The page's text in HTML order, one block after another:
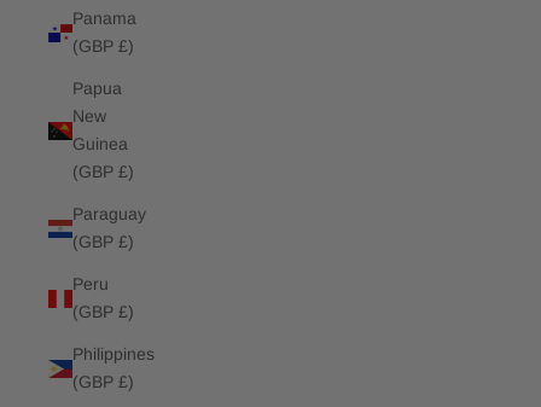
Panama
(GBP £)
Papua
New
Guinea
(GBP £)
Paraguay
(GBP £)
Peru
(GBP £)
Philippines
(GBP £)